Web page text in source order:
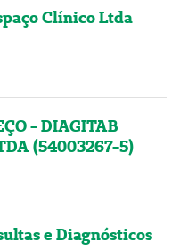
Clínico Ltda
- DIAGITAB
(54003267-5)
e Diagnósticos